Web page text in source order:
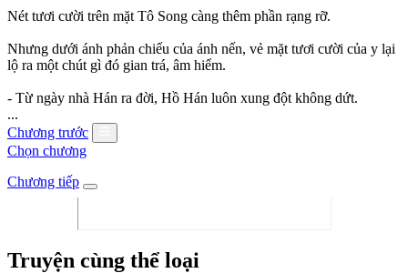
Nét tươi cười trên mặt Tô Song càng thêm phần rạng rỡ.
Nhưng dưới ánh phản chiếu của ánh nến, vẻ mặt tươi cười của y lại
lộ ra một chút gì đó gian trá, âm hiểm.
- Từ ngày nhà Hán ra đời, Hồ Hán luôn xung đột không dứt.
...
Chương trước
Chọn chương
Chương tiếp
Truyện cùng thể loại